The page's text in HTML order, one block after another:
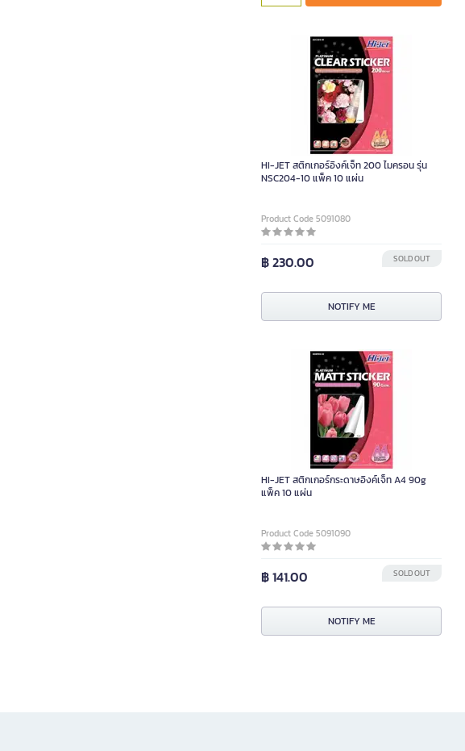
HI-JET สติกเกอร์อิงค์เจ็ท 200 ไมครอน รุ่น
NSC204-10 แพ็ค 10 แผ่น
Product Code 5091080
฿ 230.00 SOLD OUT
NOTIFY ME
HI-JET สติกเกอร์กระดาษอิงค์เจ็ท A4 90g
แพ็ค 10 แผ่น
Product Code 5091090
฿ 141.00 SOLD OUT
NOTIFY ME